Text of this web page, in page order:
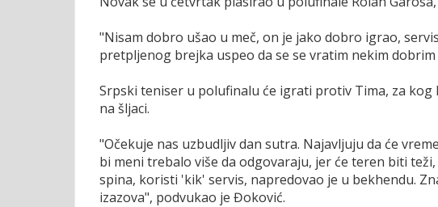
"Nisam dobro ušao u meč, on je jako dobro igrao,
pretpljenog brejka uspeo da se se vratim nekim
Srpski teniser u polufinalu će igrati protiv Tima, za
na šljaci.
"Očekuje nas uzbudljiv dan sutra. Najavljuju da će
bi meni trebalo više da odgovaraju, jer će teren biti
spina, koristi 'kik' servis, napredovao je u bekhendu.
izazova", podvukao je Đoković.